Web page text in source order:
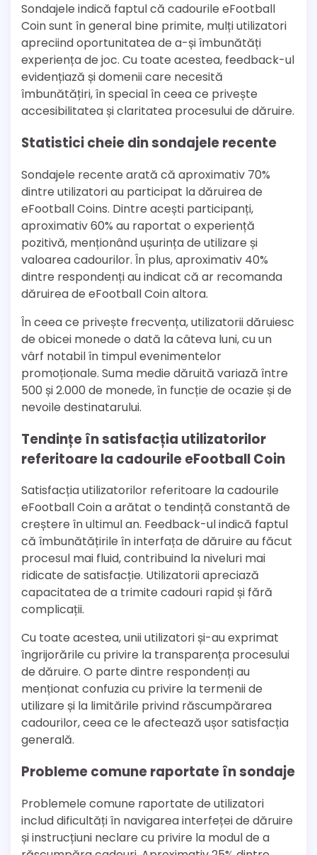
Sondajele indică faptul că cadourile eFootball
Coin sunt în general bine primite, mulți utilizatori
apreciind oportunitatea de a-și îmbunătăți
experiența de joc. Cu toate acestea, feedback-ul
evidențiază și domenii care necesită
îmbunătățiri, în special în ceea ce privește
accesibilitatea și claritatea procesului de dăruire.
Statistici cheie din sondajele recente
Sondajele recente arată că aproximativ 70%
dintre utilizatori au participat la dăruirea de
eFootball Coins. Dintre acești participanți,
aproximativ 60% au raportat o experiență
pozitivă, menționând ușurința de utilizare și
valoarea cadourilor. În plus, aproximativ 40%
dintre respondenți au indicat că ar recomanda
dăruirea de eFootball Coin altora.
În ceea ce privește frecvența, utilizatorii dăruiesc
de obicei monede o dată la câteva luni, cu un
vârf notabil în timpul evenimentelor
promoționale. Suma medie dăruită variază între
500 și 2.000 de monede, în funcție de ocazie și de
nevoile destinatarului.
Tendințe în satisfacția utilizatorilor
referitoare la cadourile eFootball Coin
Satisfacția utilizatorilor referitoare la cadourile
eFootball Coin a arătat o tendință constantă de
creștere în ultimul an. Feedback-ul indică faptul
că îmbunătățirile în interfața de dăruire au făcut
procesul mai fluid, contribuind la niveluri mai
ridicate de satisfacție. Utilizatorii apreciază
capacitatea de a trimite cadouri rapid și fără
complicații.
Cu toate acestea, unii utilizatori și-au exprimat
îngrijorările cu privire la transparența procesului
de dăruire. O parte dintre respondenți au
menționat confuzia cu privire la termenii de
utilizare și la limitările privind răscumpărarea
cadourilor, ceea ce le afectează ușor satisfacția
generală.
Probleme comune raportate în sondaje
Problemele comune raportate de utilizatori
includ dificultăți în navigarea interfeței de dăruire
și instrucțiuni neclare cu privire la modul de a